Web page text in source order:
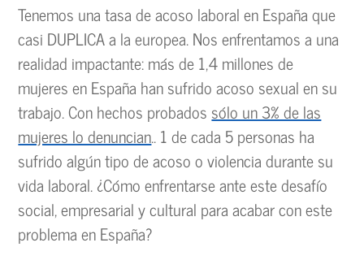
Tenemos una tasa de acoso laboral en España que
casi DUPLICA a la europea. Nos enfrentamos a una
realidad impactante: más de 1,4 millones de
mujeres en España han sufrido acoso sexual en su
trabajo. Con hechos probados sólo un 3% de las
mujeres lo denuncian.. 1 de cada 5 personas ha
sufrido algún tipo de acoso o violencia durante su
vida laboral. ¿Cómo enfrentarse ante este desafío
social, empresarial y cultural para acabar con este
problema en España?